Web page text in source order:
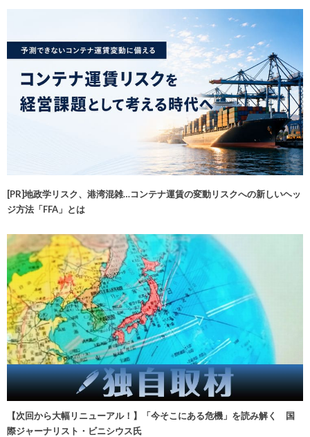
[PR]地政学リスク、港湾混雑…コンテナ運賃の変動リスクへの新しいヘッ
ジ方法「FFA」とは
【次回から大幅リニューアル！】「今そこにある危機」を読み解く 国
際ジャーナリスト・ビニシウス氏